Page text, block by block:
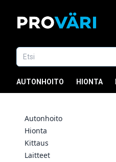
AUTONHOITO HIONTA
Autonhoito
Hionta
Kittaus
Laitteet